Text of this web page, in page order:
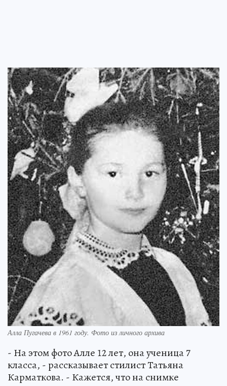
Алла Пугачева в 1961 году. Фото из личного архива
- На этом фото Алле 12 лет, она ученица 7
класса, - рассказывает стилист Татьяна
Карматкова. - Кажется, что на снимке